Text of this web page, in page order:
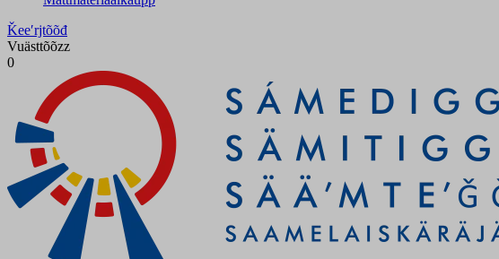
Ǩeeʹrjtõõđ
Vuästtõõzz
0